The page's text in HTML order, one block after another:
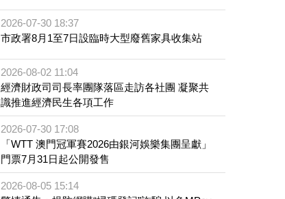
2026-07-30 18:37
市政署8月1至7日設臨時大型廢舊家具收集站
2026-08-02 11:04
經濟財政司司長率團隊落區走訪各社團 凝聚共
識推進經濟民生各項工作
2026-07-30 17:08
「WTT 澳門冠軍賽2026由銀河娛樂集團呈獻」
門票7月31日起公開發售
2026-08-05 15:14